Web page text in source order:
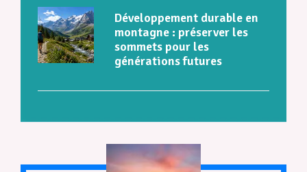
Développement durable en
montagne : préserver les
sommets pour les
générations futures